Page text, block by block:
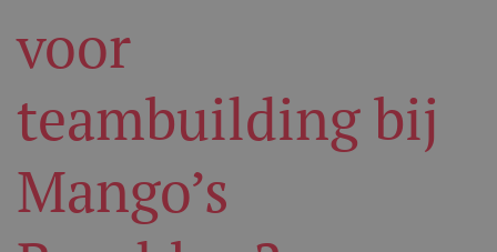
voor
teambuilding bij
Mango’s